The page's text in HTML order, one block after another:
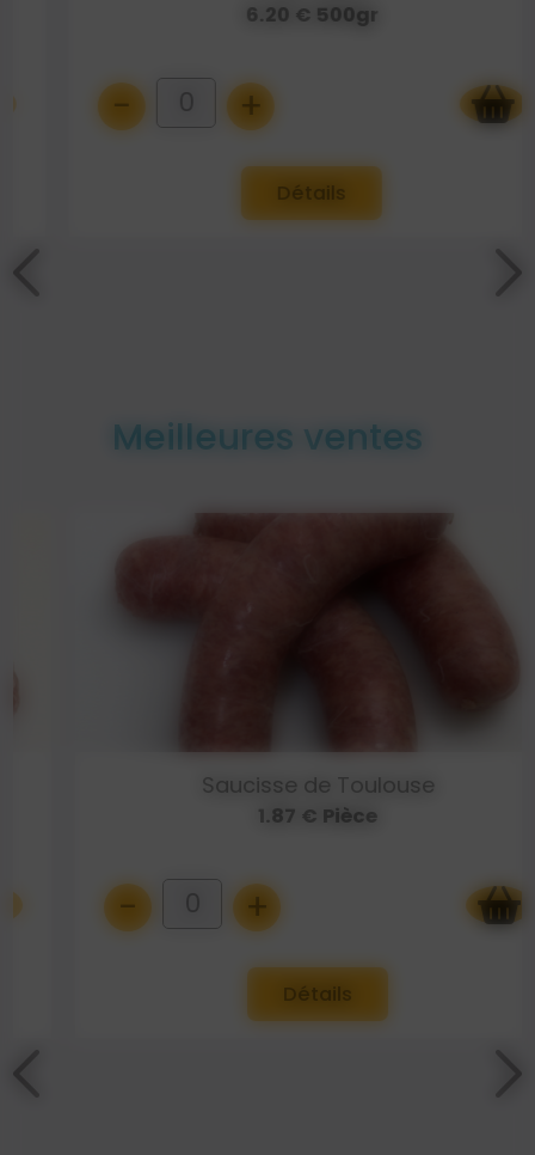
6.20 € 500gr
0
Détails
Meilleures ventes
Saucisse de Toulouse
1.87 € Pièce
0 +
Détails